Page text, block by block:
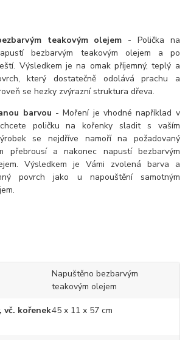
teakovým olejem - Polička na
bezbarvým teakovým olejem a po
Výsledkem je na omak příjemný, teplý a
který dostatečně odolává prachu a
se hezky zvýrazní struktura dřeva.
barvou - Moření je vhodné například v
poličku na kořenky sladit s vaším
se nejdříve namoří na požadovaný
přebrousí a nakonec napustí bezbarvým
Výsledkem je Vámi zvolená barva a
povrch jako u napouštění samotným
Napuštěno bezbarvým
teakovým olejem
vč. kořenek45 x 11 x 57 cm